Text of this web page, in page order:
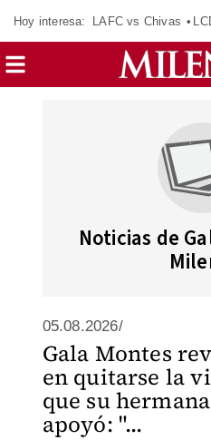
Hoy interesa: LAFC vs Chivas
Noticias de
05.08.2026/
Gala Montes
en quitarse la
que su
apoyó: "...